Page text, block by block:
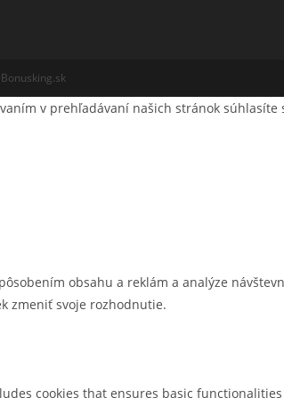
v prehľadávaní našich stránok
obsahu a reklám a analýze
zmeniť svoje rozhodnutie.
cookies that ensures basic